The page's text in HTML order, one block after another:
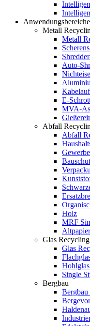
Anwendungsbereiche
Metall
Metall
Auto-
E-
MVA-
Abfall
Abfall
Holz
MRF
Altpapier
Glas Recycling
Glas
Single
Bergbau